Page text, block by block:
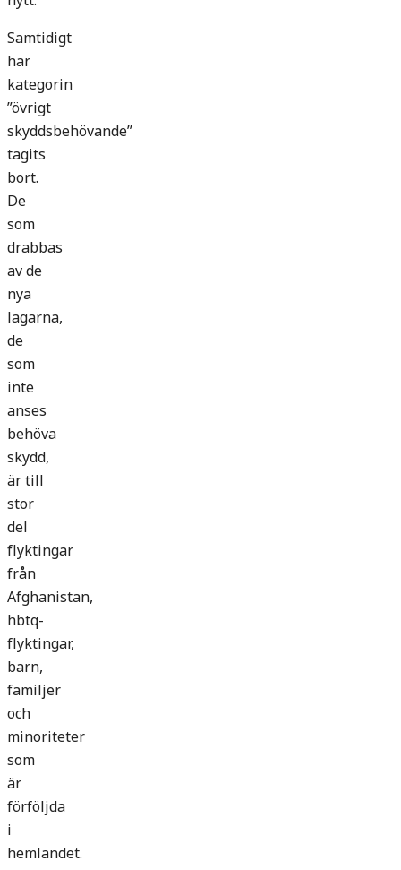
Samtidigt
har
kategorin
”övrigt
skyddsbehövande”
tagits
bort.
De
som
drabbas
av de
nya
lagarna,
de
som
inte
anses
behöva
skydd,
är till
stor
del
flyktingar
från
Afghanistan,
hbtq-
flyktingar,
barn,
familjer
och
minoriteter
som
är
förföljda
i
hemlandet.